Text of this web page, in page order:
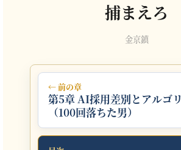
捕まえろ
金京鎮
← 前の章
第5章 AI採用差別とアルゴ
（100回落ちた男）